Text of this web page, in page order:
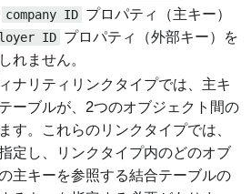
company ID プロパティ（主キー）
ID プロパティ（外部キー）を
れません。
ナリティリンクタイプでは、主キ
ーブルが、2つのオブジェクト間の
す。これらのリンクタイプでは、
定し、リンクタイプ内のどのオブ
主キーを参照する結合テーブルの